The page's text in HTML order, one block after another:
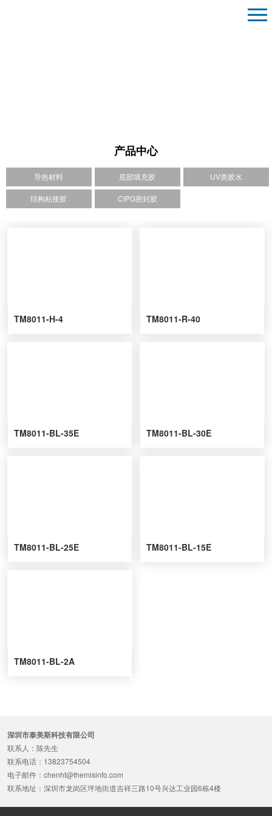
产品中心
导热材料 底部填充胶 UV类胶水
结构粘接胶 CIPG密封胶
TM8011-H-4 TM8011-R-40
TM8011-BL-35E TM8011-BL-30E
TM8011-BL-25E TM8011-BL-15E
TM8011-BL-2A
深圳市泰美斯科技有限公司
联系人：陈先生
联系电话：13823754504
电子邮件：chenht@themisinfo.com
联系地址：深圳市龙岗区坪地街道吉祥三路10号兴达工业园6栋4楼